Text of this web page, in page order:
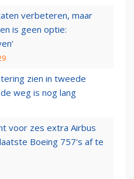
verbeteren, maar
is geen optie:
zien in tweede
weg is nog lang
voor zes extra Airbus
Boeing 757's af te